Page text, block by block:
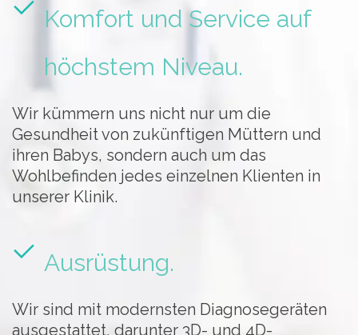
Komfort und Service auf
höchstem Niveau.
Wir kümmern uns nicht nur um die
Gesundheit von zukünftigen Müttern und
ihren Babys, sondern auch um das
Wohlbefinden jedes einzelnen Klienten in
unserer Klinik.
Ausrüstung.
Wir sind mit modernsten Diagnosegeräten
ausgestattet, darunter 3D- und 4D-